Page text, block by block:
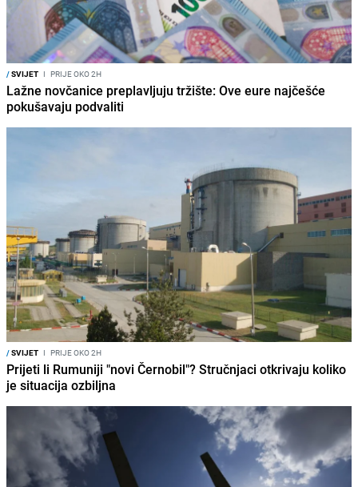
/SVIJET I PRIJE OKO 2H
Lažne novčanice preplavljuju tržište: Ove eure najčešće
pokušavaju podvaliti
/SVIJET I PRIJE OKO 2H
Prijeti li Rumuniji "novi Černobil"? Stručnjaci otkrivaju koliko
je situacija ozbiljna